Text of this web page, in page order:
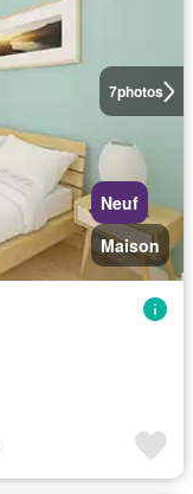
7photos
Neuf
Maison